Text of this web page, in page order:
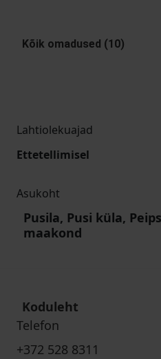
Kõik omadused (10)
Lahtiolekuajad
Ettetellimisel
Asukoht
Pusila, Pusi küla,
maakond
Koduleht
Telefon
+372 528 8311